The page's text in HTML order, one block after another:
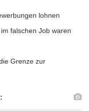
Innovationen im
mit Carbon
mit
so detaillierte
lohnen
falschen Job waren
Grenze zur